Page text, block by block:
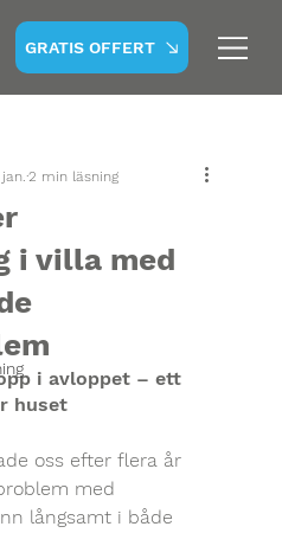
GRATIS OFFERT
i villa med
jan.2 min läsning
i avloppet – ett
huset
oss efter flera år
med
långsamt i både